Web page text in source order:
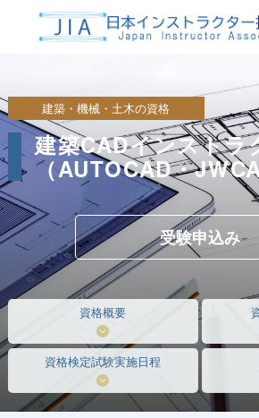
建築・機械・土木の資格
建築CADインストラ
（AUTOCAD・
受験申込み
資格概要
資格検定試験実施日程